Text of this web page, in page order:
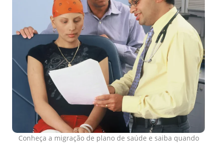
Conheça a migração de plano de saúde e saiba quando